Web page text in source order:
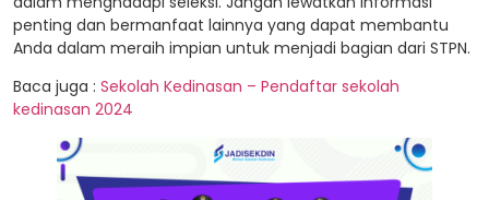
penting dan bermanfaat lainnya yang dapat membantu
Anda dalam meraih impian untuk menjadi bagian dari STPN.
Baca juga : Sekolah Kedinasan – Pendaftar sekolah
kedinasan 2024